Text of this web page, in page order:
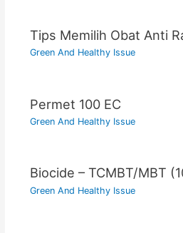
Tips Memilih Obat Anti
Green And Healthy Issue
Permet 100 EC
Green And Healthy Issue
Biocide – TCMBT/MBT
Green And Healthy Issue